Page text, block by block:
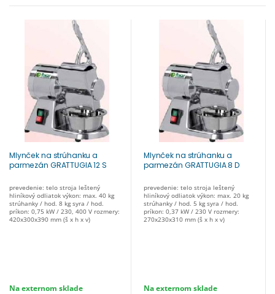
Mlynček na strúhanku a
parmezán GRATTUGIA 12 S
prevedenie: telo stroja leštený
hliníkový odliatok výkon: max. 40 kg
strúhanky / hod. 8 kg syra / hod.
príkon: 0,75 kW / 230, 400 V rozmery:
420x300x390 mm (š x h x v)
Na externom sklade
Mlynček na strúhanku a
parmezán GRATTUGIA 8 D
prevedenie: telo stroja leštený
hliníkový odliatok výkon: max. 20 kg
strúhanky / hod. 5 kg syra / hod.
príkon: 0,37 kW / 230 V rozmery:
270x230x310 mm (š x h x v)
Na externom sklade